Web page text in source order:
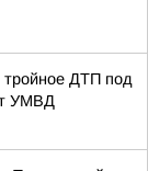
тройное ДТП под
УМВД